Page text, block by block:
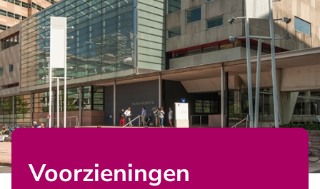
Voorzieningen